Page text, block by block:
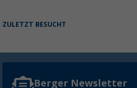
ZULETZT BESUCHT
Berger Newsletter